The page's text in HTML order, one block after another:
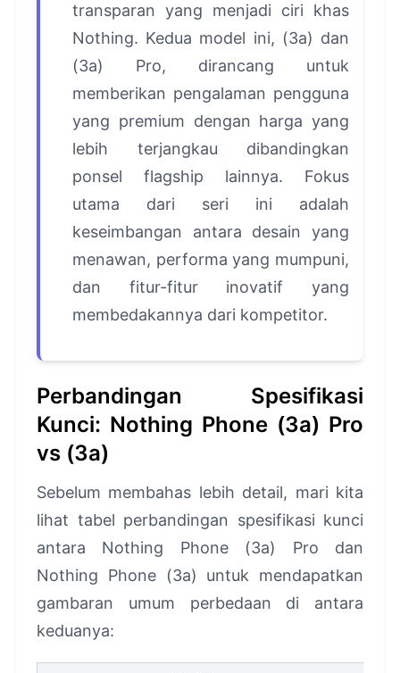
transparan yang menjadi ciri khas
Nothing. Kedua model ini, (3a) dan
(3a) Pro, dirancang untuk
memberikan pengalaman pengguna
yang premium dengan harga yang
lebih terjangkau dibandingkan
ponsel flagship lainnya. Fokus
utama dari seri ini adalah
keseimbangan antara desain yang
menawan, performa yang mumpuni,
dan fitur-fitur inovatif yang
membedakannya dari kompetitor.
Perbandingan Spesifikasi
Kunci: Nothing Phone (3a) Pro
vs (3a)
Sebelum membahas lebih detail, mari kita
lihat tabel perbandingan spesifikasi kunci
antara Nothing Phone (3a) Pro dan
Nothing Phone (3a) untuk mendapatkan
gambaran umum perbedaan di antara
keduanya: